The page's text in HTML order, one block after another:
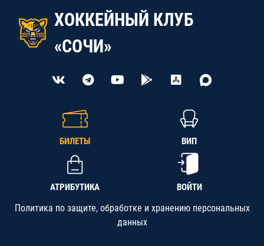
ХОККЕЙНЫЙ КЛУБ
«СОЧИ»
БИЛЕТЫ ВИП
АТРИБУТИКА ВОЙТИ
Политика по защите, обработке и хранению персональных
данных